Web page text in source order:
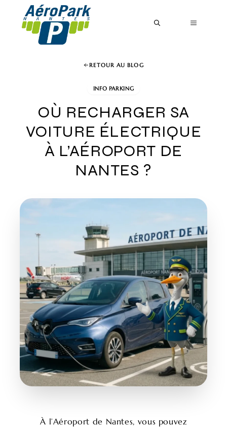
contenu
MENU
RETOUR AU BLOG
INFO PARKING
OÙ RECHARGER SA
VOITURE ÉLECTRIQUE
À L’AÉROPORT DE
NANTES ?
À l’Aéroport de Nantes, vous pouvez